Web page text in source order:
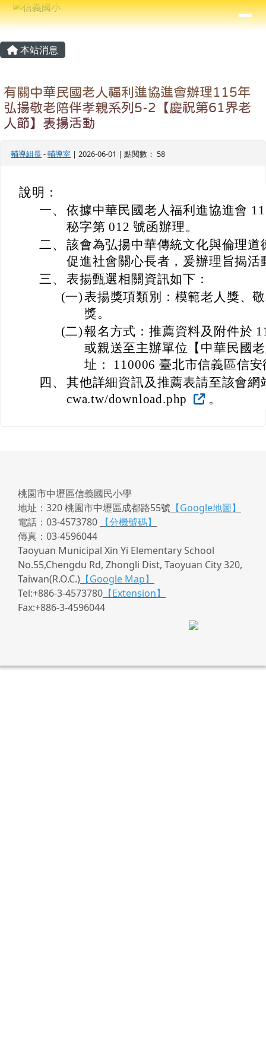
跳至主內容區
信義國小
⏸
導覽列
主內容區域
本站消息
有關中華民國老人福利進協進會辦理115年
弘揚敬老陪伴孝親系列5-2【慶祝第61界老
人節】表揚活動
輔導組長-輔導室 | 2026-06-01 | 點閱數： 58
說明：
一、 依據中華民國老人福利進協進會
秘字第 012 號函辦理。
二、 該會為弘揚中華傳統文化與倫理
促進社會關心長者，爰辦理旨揭活
三、 表揚甄選相關資訊如下：
(一)表揚獎項類別：模範老人獎、
獎。
(二)報名方式：推薦資料及附件於
或親送至主辦單位【中華民國
址： 110006 臺北市信義區信
四、 其他詳細資訊及推薦表請至該會網
cwa.tw/download.php
。
頁尾區域
桃園市中壢區信義國民小學
地址：320 桃園市中壢區成都路55號 【Google地圖】
電話：03-4573780
【分機號碼】
傳真：03-4596044
Taoyuan Municipal Xin Yi Elementary School
No.55,Chengdu Rd, Zhongli Dist, Taoyuan City 320,
Taiwan(R.O.C.) 【Google Map】
Tel:+886-3-4573780 【Extension】
Fax:+886-3-4596044